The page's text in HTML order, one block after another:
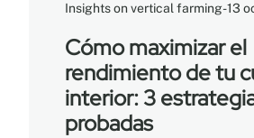
Insights on vertical farming-13
Cómo maximizar el
rendimiento de tu
interior: 3
probadas